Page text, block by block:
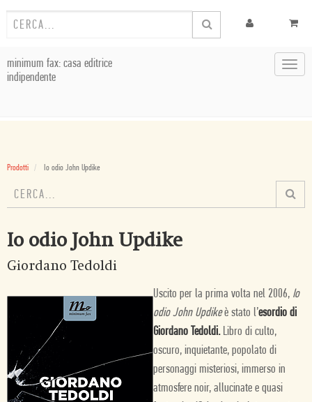
minimum fax: casa editrice
indipendente
Prodotti Io odio John Updike
Io odio John Updike
Giordano Tedoldi
Uscito per la prima volta nel 2006, Io
odio John Updike è stato l’esordio di
Giordano Tedoldi.Libro di culto,
oscuro, inquietante, popolato di
personaggi misteriosi, immerso in
atmosfere noir, allucinate e quasi